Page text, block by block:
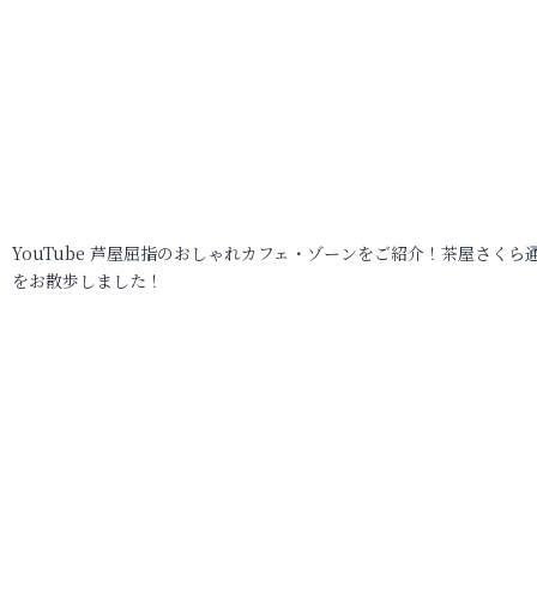
YouTube 芦屋屈指のおしゃれカフェ・ゾーンをご紹介！茶屋さくら
をお散歩しました！